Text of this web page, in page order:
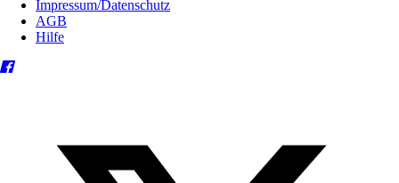
Impressum/Datenschutz
AGB
Hilfe